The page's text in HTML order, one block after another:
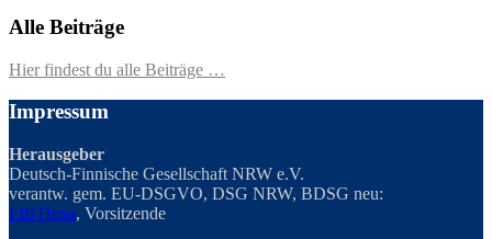
Alle Beiträge
Hier findest du alle Beiträge …
Impressum
Herausgeber
Deutsch-Finnische Gesellschaft NRW e.V.
verantw. gem. EU-DSGVO, DSG NRW, BDSG neu:
Elfi Heua, Vorsitzende